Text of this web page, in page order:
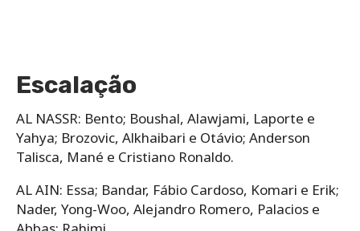
Escalação
AL NASSR: Bento; Boushal, Alawjami, Laporte e
Yahya; Brozovic, Alkhaibari e Otávio; Anderson
Talisca, Mané e Cristiano Ronaldo.
AL AIN: Essa; Bandar, Fábio Cardoso, Komari e Erik;
Nader, Yong-Woo, Alejandro Romero, Palacios e